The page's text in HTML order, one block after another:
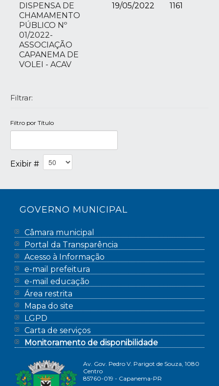
DISPENSA DE
CHAMAMENTO
PÚBLICO Nº
01/2022-
ASSOCIAÇÃO
CAPANEMA DE
VOLEI - ACAV
19/05/2022 1161
Filtrar:
Filtro por Título
Exibir #
GOVERNO MUNICIPAL
Câmara municipal
Portal da Transparência
Acesso à Informação
e-mail prefeitura
e-mail educação
Área restrita
Mapa do site
LGPD
Carta de serviços
Monitoramento de disponibilidade
Av. Gov. Pedro V. Parigot de Souza, 1080
Centro
85760-019 - Capanema-PR